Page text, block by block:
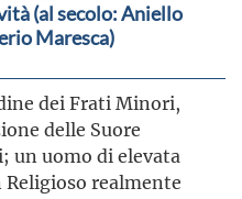
(al secolo: Aniello
Maresca)
dei Frati Minori,
delle Suore
un uomo di elevata
realmente